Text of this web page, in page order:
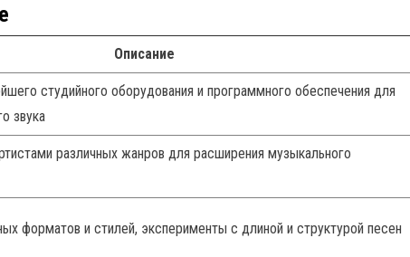
Описание
студийного оборудования и программного обеспечения для
звука
различных жанров для расширения музыкального
форматов и стилей, эксперименты с длиной и структурой песен